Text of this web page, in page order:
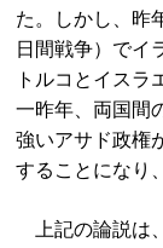
た。しかし、昨
日間戦争）でイ
トルコとイスラ
一昨年、両国間
強いアサド政権
することになり
上記の論説は